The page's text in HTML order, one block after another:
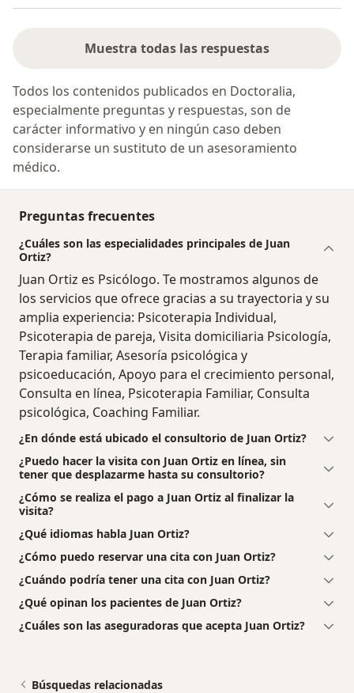
Muestra todas las respuestas
Todos los contenidos publicados en Doctoralia,
especialmente preguntas y respuestas, son de
carácter informativo y en ningún caso deben
considerarse un sustituto de un asesoramiento
médico.
Preguntas frecuentes
¿Cuáles son las especialidades principales de Juan
Ortiz?
Juan Ortiz es Psicólogo. Te mostramos algunos de
los servicios que ofrece gracias a su trayectoria y su
amplia experiencia: Psicoterapia Individual,
Psicoterapia de pareja, Visita domiciliaria Psicología,
Terapia familiar, Asesoría psicológica y
psicoeducación, Apoyo para el crecimiento personal,
Consulta en línea, Psicoterapia Familiar, Consulta
psicológica, Coaching Familiar.
¿En dónde está ubicado el consultorio de Juan Ortiz?
¿Puedo hacer la visita con Juan Ortiz en línea, sin
tener que desplazarme hasta su consultorio?
¿Cómo se realiza el pago a Juan Ortiz al finalizar la
visita?
¿Qué idiomas habla Juan Ortiz?
¿Cómo puedo reservar una cita con Juan Ortiz?
¿Cuándo podría tener una cita con Juan Ortiz?
¿Qué opinan los pacientes de Juan Ortiz?
¿Cuáles son las aseguradoras que acepta Juan Ortiz?
Búsquedas relacionadas